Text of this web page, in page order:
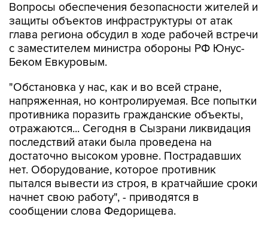
Вопросы обеспечения безопасности жителей и
защиты объектов инфраструктуры от атак
глава региона обсудил в ходе рабочей встречи
с заместителем министра обороны РФ Юнус-
Беком Евкуровым.
"Обстановка у нас, как и во всей стране,
напряженная, но контролируемая. Все попытки
противника поразить гражданские объекты,
отражаются... Сегодня в Сызрани ликвидация
последствий атаки была проведена на
достаточно высоком уровне. Пострадавших
нет. Оборудование, которое противник
пытался вывести из строя, в кратчайшие сроки
начнет свою работу", - приводятся в
сообщении слова Федорищева.